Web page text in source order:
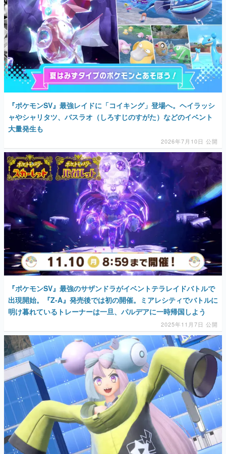
女性向け
アプリレビュー
その他
電ファミニコゲーマーとは？
運営：株式会社マレ
『ポケモンSV』最強レイドに「コイキング」登場へ。ヘイラッシ
ャやシャリタツ、バスラオ（しろすじのすがた）などのイベント
大量発生も
2026年7月10日 公開
『ポケモンSV』最強のサザンドラがイベントテラレイドバトルで
出現開始。『Z-A』発売後では初の開催。ミアレシティでバトルに
明け暮れているトレーナーは一旦、パルデアに一時帰国しよう
2025年11月7日 公開